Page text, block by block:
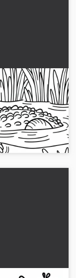
– Ilmainen
krokotiilista,
nyt ja ala